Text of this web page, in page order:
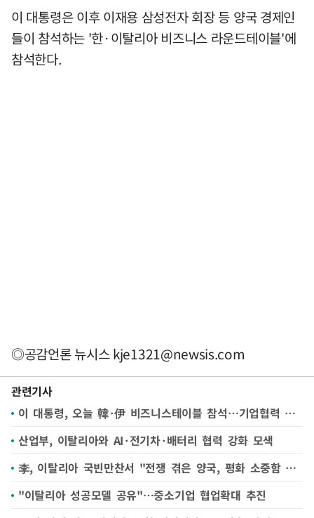
이 대통령은 이후 이재용 삼성전자 회장 등 양국 경제인
들이 참석하는 '한·이탈리아 비즈니스 라운드테이블'에
참석한다.
◎공감언론 뉴시스kje1321@newsis.com
관련기사
이 대통령, 오늘 韓·伊 비즈니스테이블 참석…기업협력 방안 논의
산업부, 이탈리아와 AI·전기차·배터리 협력 강화 모색
李, 이탈리아 국빈만찬서 "전쟁 겪은 양국, 평화 소중함 잘알아"…이재용·페라리 회장과 차담도
"이탈리아 성공모델 공유"…중소기업 협업확대 추진